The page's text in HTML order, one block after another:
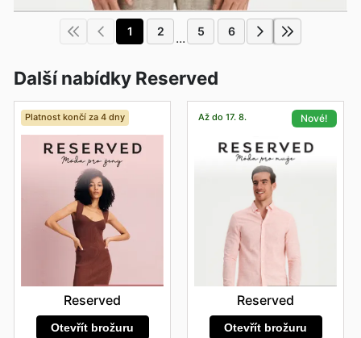
1 2 ... 5 6
Další nabídky Reserved
Platnost končí za 4 dny
Reserved
Otevřít brožuru
Až do 17. 8. Nové!
Reserved
Otevřít brožuru